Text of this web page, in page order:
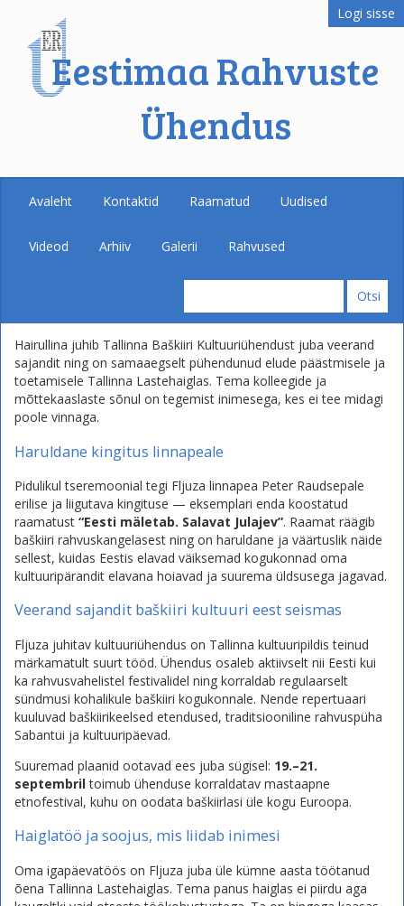
Logi sisse
Eestimaa Rahvuste
Ühendus
Avaleht Kontaktid Raamatud Uudised
Videod Arhiiv Galerii Rahvused
Hairullina juhib Tallinna Baškiiri Kultuuriühendust juba veerand
sajandit ning on samaaegselt pühendunud elude päästmisele ja
toetamisele Tallinna Lastehaiglas. Tema kolleegide ja
mõttekaaslaste sõnul on tegemist inimesega, kes ei tee midagi
poole vinnaga.
Haruldane kingitus linnapeale
Pidulikul tseremoonial tegi Fljuza linnapea Peter Raudsepale
erilise ja liigutava kingituse — eksemplari enda koostatud
raamatust “Eesti mäletab. Salavat Julajev”. Raamat räägib
baškiiri rahvuskangelasest ning on haruldane ja väärtuslik näide
sellest, kuidas Eestis elavad väiksemad kogukonnad oma
kultuuripärandit elavana hoiavad ja suurema üldsusega jagavad.
Veerand sajandit baškiiri kultuuri eest seismas
Fljuza juhitav kultuuriühendus on Tallinna kultuuripildis teinud
märkamatult suurt tööd. Ühendus osaleb aktiivselt nii Eesti kui
ka rahvusvahelistel festivalidel ning korraldab regulaarselt
sündmusi kohalikule baškiiri kogukonnale. Nende repertuaari
kuuluvad baškiirikeelsed etendused, traditsiooniline rahvuspüha
Sabantui ja kultuuripäevad.
Suuremad plaanid ootavad ees juba sügisel: 19.–21.
septembriltoimub ühenduse korraldatav mastaapne
etnofestival, kuhu on oodata baškiirlasi üle kogu Euroopa.
Haiglatöö ja soojus, mis liidab inimesi
Oma igapäevatöös on Fljuza juba üle kümne aasta töötanud
õena Tallinna Lastehaiglas. Tema panus haiglas ei piirdu aga